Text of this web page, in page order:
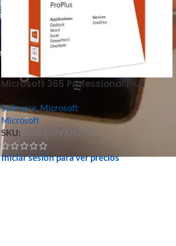
Microsoft 365 Professional Plus
Software,Microsoft
Microsoft
SKU:
CS4S1IUVXN2560
Iniciar sesión para ver precios